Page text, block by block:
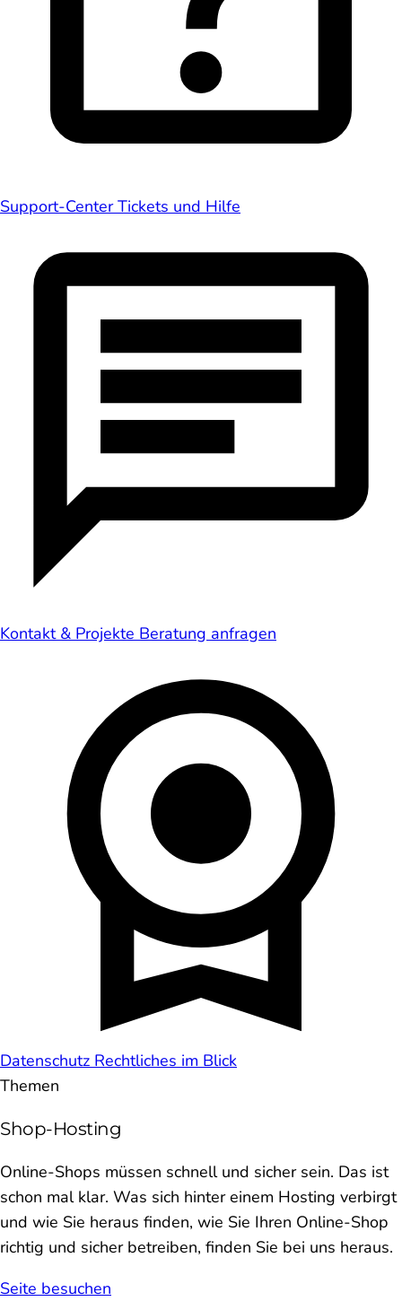
Support-Center Tickets und Hilfe
Kontakt & Projekte Beratung anfragen
Datenschutz Rechtliches im Blick
Themen
Shop-Hosting
Online-Shops müssen schnell und sicher sein. Das ist
schon mal klar. Was sich hinter einem Hosting verbirgt
und wie Sie heraus finden, wie Sie Ihren Online-Shop
richtig und sicher betreiben, finden Sie bei uns heraus.
Seite besuchen